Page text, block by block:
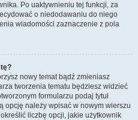
Po uaktywnieniu tej funkcji, za
o niedodawaniu do niego
wiadomości zaznaczenie z pola
nowy temat bądź zmieniasz
tworzenia tematu będziesz widzieć
formularzu podaj tytuł
opcję należy wpisać w nowym wierszu
liczbę opcji, jakie użytkownik